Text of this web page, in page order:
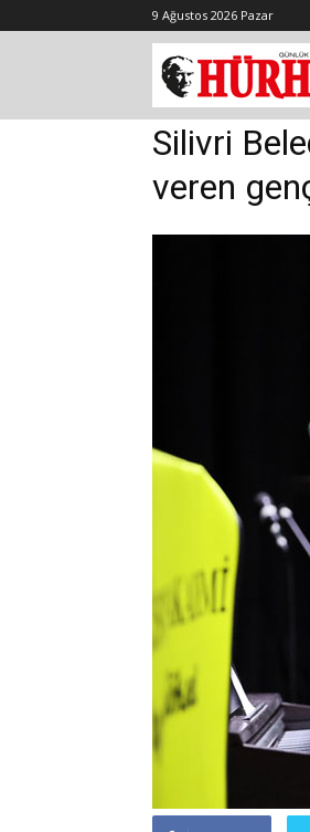
9 Ağustos 2026 Pazar
Silivri
veren